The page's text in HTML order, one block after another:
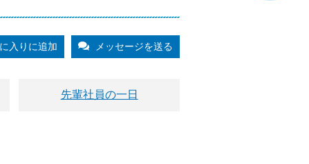
入りに追加 メッセージを送る
先輩社員の一日